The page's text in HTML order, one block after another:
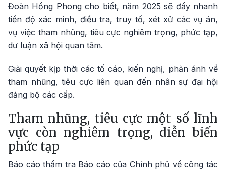
Đoàn Hồng Phong cho biết, năm 2025 sẽ đẩy nhanh
tiến độ xác minh, điều tra, truy tố, xét xử các vụ án,
vụ việc tham nhũng, tiêu cực nghiêm trọng, phức tạp,
dư luận xã hội quan tâm.
Giải quyết kịp thời các tố cáo, kiến nghị, phản ánh về
tham nhũng, tiêu cực liên quan đến nhân sự đại hội
đảng bộ các cấp.
Tham nhũng, tiêu cực một số lĩnh
vực còn nghiêm trọng, diễn biến
phức tạp
Báo cáo thẩm tra Báo cáo của Chính phủ về công tác